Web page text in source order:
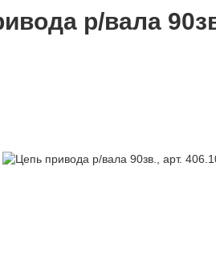
р/вала